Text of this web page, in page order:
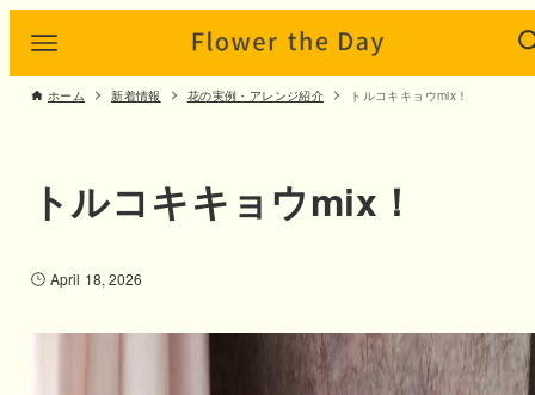
ホーム 新着情報 花の実例・アレンジ紹介 トルコキキョウmix！
トルコキキョウmix！
April 18, 2026